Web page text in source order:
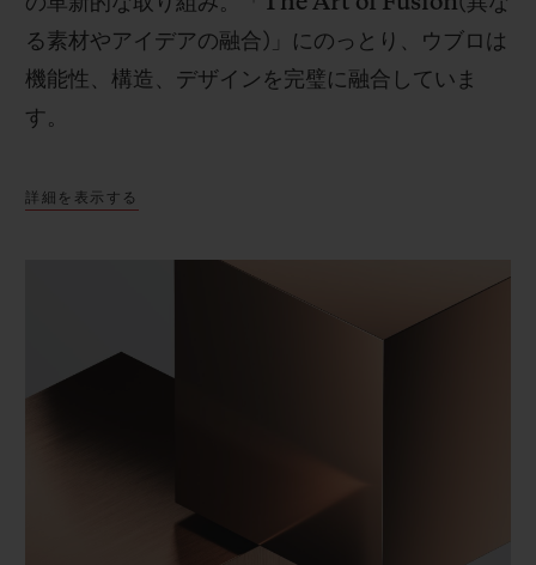
る素材やアイデアの融合) 」にのっとり、ウブロは
機能性、構造、デザインを完璧に融合していま
す。
詳細を表示する